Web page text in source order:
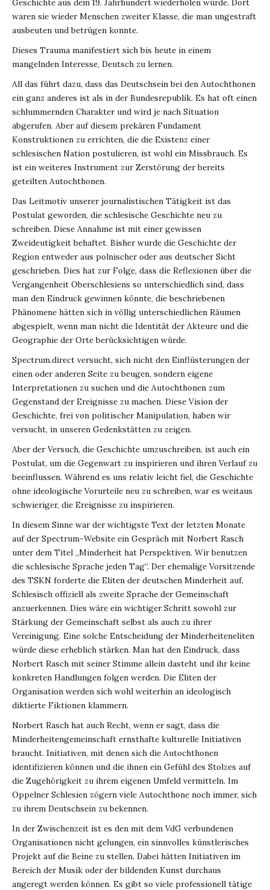
Geschichte aus dem 19. Jahrhundert wiederholen würde. Dort
waren sie wieder Menschen zweiter Klasse, die man ungestraft
ausbeuten und betrügen konnte.
Dieses Trauma manifestiert sich bis heute in einem
mangelnden Interesse, Deutsch zu lernen.
All das führt dazu, dass das Deutschsein bei den Autochthonen
ein ganz anderes ist als in der Bundesrepublik. Es hat oft einen
schlummernden Charakter und wird je nach Situation
abgerufen. Aber auf diesem prekären Fundament
Konstruktionen zu errichten, die die Existenz einer
schlesischen Nation postulieren, ist wohl ein Missbrauch. Es
ist ein weiteres Instrument zur Zerstörung der bereits
geteilten Autochthonen.
Das Leitmotiv unserer journalistischen Tätigkeit ist das
Postulat geworden, die schlesische Geschichte neu zu
schreiben. Diese Annahme ist mit einer gewissen
Zweideutigkeit behaftet. Bisher wurde die Geschichte der
Region entweder aus polnischer oder aus deutscher Sicht
geschrieben. Dies hat zur Folge, dass die Reflexionen über die
Vergangenheit Oberschlesiens so unterschiedlich sind, dass
man den Eindruck gewinnen könnte, die beschriebenen
Phänomene hätten sich in völlig unterschiedlichen Räumen
abgespielt, wenn man nicht die Identität der Akteure und die
Geographie der Orte berücksichtigen würde.
Spectrum.direct versucht, sich nicht den Einflüsterungen der
einen oder anderen Seite zu beugen, sondern eigene
Interpretationen zu suchen und die Autochthonen zum
Gegenstand der Ereignisse zu machen. Diese Vision der
Geschichte, frei von politischer Manipulation, haben wir
versucht, in unseren Gedenkstätten zu zeigen.
Aber der Versuch, die Geschichte umzuschreiben, ist auch ein
Postulat, um die Gegenwart zu inspirieren und ihren Verlauf zu
beeinflussen. Während es uns relativ leicht fiel, die Geschichte
ohne ideologische Vorurteile neu zu schreiben, war es weitaus
schwieriger, die Ereignisse zu inspirieren.
In diesem Sinne war der wichtigste Text der letzten Monate
auf der Spectrum-Website ein Gespräch mit Norbert Rasch
unter dem Titel „Minderheit hat Perspektiven. Wir benutzen
die schlesische Sprache jeden Tag“. Der ehemalige Vorsitzende
des TSKN forderte die Eliten der deutschen Minderheit auf,
Schlesisch offiziell als zweite Sprache der Gemeinschaft
anzuerkennen. Dies wäre ein wichtiger Schritt sowohl zur
Stärkung der Gemeinschaft selbst als auch zu ihrer
Vereinigung. Eine solche Entscheidung der Minderheiteneliten
würde diese erheblich stärken. Man hat den Eindruck, dass
Norbert Rasch mit seiner Stimme allein dasteht und ihr keine
konkreten Handlungen folgen werden. Die Eliten der
Organisation werden sich wohl weiterhin an ideologisch
diktierte Fiktionen klammern.
Norbert Rasch hat auch Recht, wenn er sagt, dass die
Minderheitengemeinschaft ernsthafte kulturelle Initiativen
braucht. Initiativen, mit denen sich die Autochthonen
identifizieren können und die ihnen ein Gefühl des Stolzes auf
die Zugehörigkeit zu ihrem eigenen Umfeld vermitteln. Im
Oppelner Schlesien zögern viele Autochthone noch immer, sich
zu ihrem Deutschsein zu bekennen.
In der Zwischenzeit ist es den mit dem VdG verbundenen
Organisationen nicht gelungen, ein sinnvolles künstlerisches
Projekt auf die Beine zu stellen. Dabei hätten Initiativen im
Bereich der Musik oder der bildenden Kunst durchaus
angeregt werden können. Es gibt so viele professionell tätige